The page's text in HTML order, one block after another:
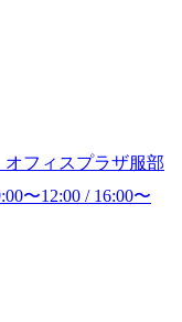
フィスプラザ服部
〜12:00 / 16:00〜